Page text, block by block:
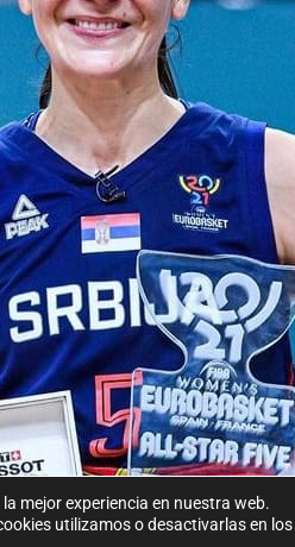
mejor experiencia en nuestra web.
utilizamos o desactivarlas en los